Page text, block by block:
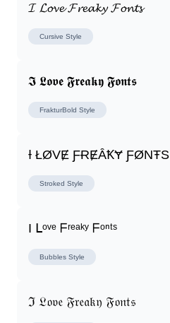
𝓘 𝓛𝓸𝓿𝓮 𝓕𝓻𝓮𝓪𝓴𝔂 𝓕𝓸𝓷𝓽𝓼
Cursive Style
𝕴 𝕷𝖔𝖛𝖊 𝕱𝖗𝖊𝖆𝖐𝖞 𝕱𝖔𝖓𝖙𝖘
FrakturBold Style
Ɨ ŁØVɆ ƑɌɆȂꝀɎ ƑØNŦS
Stroked Style
I ᒪᵒᵛᵉ ᖴʳᵉᵃᵏʸ ᖴᵒⁿᵗˢ
Bubbles Style
ℑ 𝔏𝔬𝔳𝔢 𝔉𝔯𝔢𝔞𝔨𝔶 𝔉𝔬𝔫𝔱𝔰